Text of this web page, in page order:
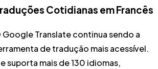
Cotidianas em Francês
Google Translate continua sendo a
de tradução mais acessível.
suporta mais de 130 idiomas,